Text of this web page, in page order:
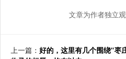
文章为作者独立
上一篇： 好的，这里有几个围绕“枣